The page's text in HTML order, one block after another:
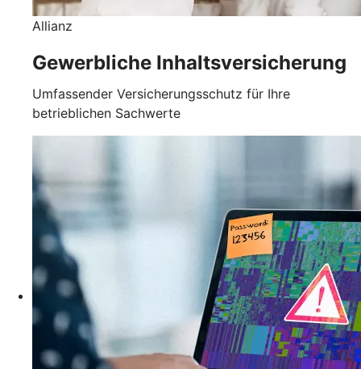
Allianz
Gewerbliche Inhaltsversicherung
Umfassender Versicherungsschutz für Ihre
betrieblichen Sachwerte